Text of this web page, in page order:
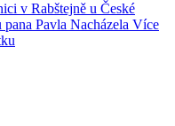
v Rabštejně u České
Pavla Nacházela Více